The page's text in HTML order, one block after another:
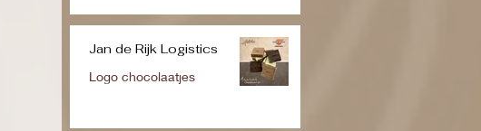
Jan de Rijk Logistics
Logo chocolaatjes